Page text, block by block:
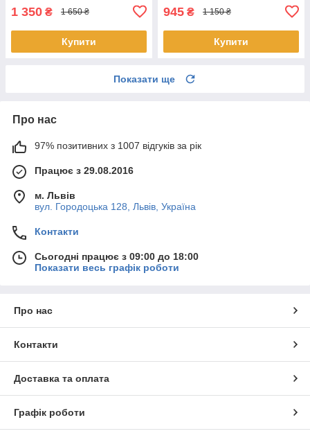
1 350 ₴ 1 650 ₴
Купити
945 ₴ 1 150 ₴
Купити
Показати ще
Про нас
97% позитивних з 1007 відгуків за рік
Працює з 29.08.2016
м. Львів
вул. Городоцька 128, Львів, Україна
Контакти
Сьогодні працює з 09:00 до 18:00
Показати весь графік роботи
Про нас
Контакти
Доставка та оплата
Графік роботи